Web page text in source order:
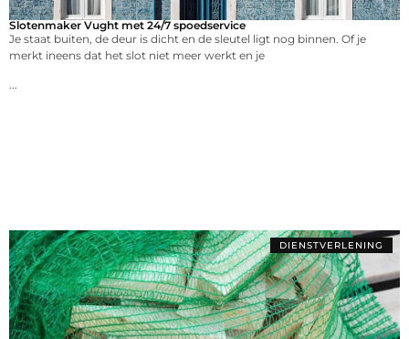
Slotenmaker Vught met 24/7 spoedservice
Je staat buiten, de deur is dicht en de sleutel ligt nog binnen. Of je
merkt ineens dat het slot niet meer werkt en je
...
DIENSTVERLENING